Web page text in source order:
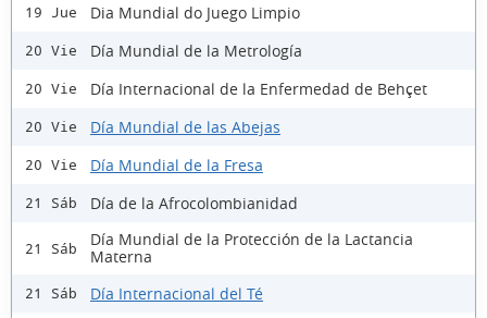
19 Jue Dia Mundial do Juego Limpio
20 Vie Día Mundial de la Metrología
20 Vie Día Internacional de la Enfermedad de Behçet
20 Vie Día Mundial de las Abejas
20 Vie Día Mundial de la Fresa
21 Sáb Día de la Afrocolombianidad
21 Sáb
Día Mundial de la Protección de la Lactancia
Materna
21 Sáb Día Internacional del Té